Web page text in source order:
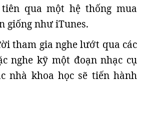
qua một hệ thống mua
giống như iTunes.
tham gia nghe lướt qua các
nghe kỹ một đoạn nhạc cụ
nhà khoa học sẽ tiến hành